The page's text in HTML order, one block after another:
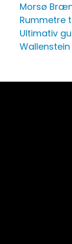
Morsø
Rummetre
Ultimativ